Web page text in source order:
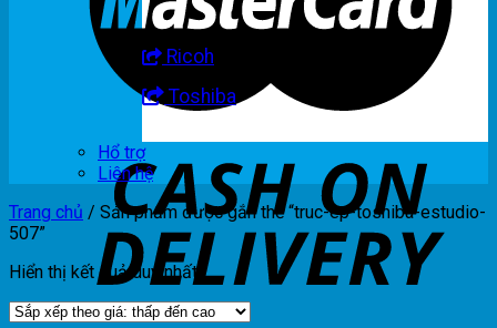
Ricoh
Toshiba
Hổ trợ
Liên hệ
Trang chủ / Sản phẩm được gắn thẻ “truc-ep-toshiba-estudio-
507”
Hiển thị kết quả duy nhất